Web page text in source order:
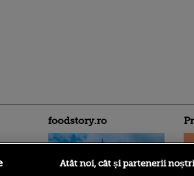
foodstory.ro
Atât noi, cât și partenerii